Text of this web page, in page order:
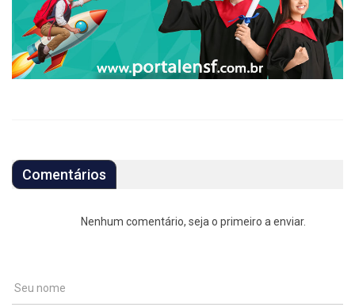
Comentários
Nenhum comentário, seja o primeiro a enviar.